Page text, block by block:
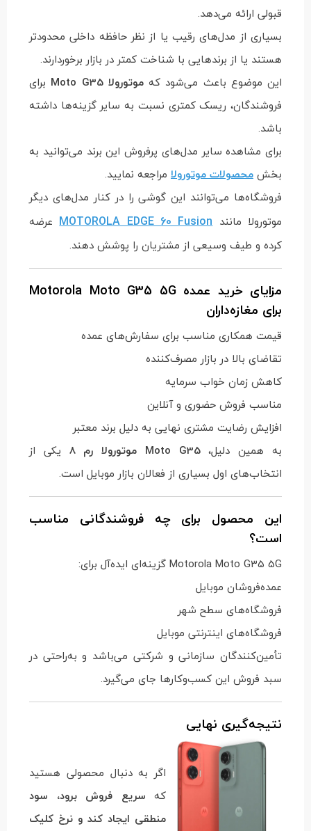
قبولی ارائه می‌دهد.
بسیاری از مدل‌های رقیب یا از نظر حافظه داخلی محدودتر
هستند یا از برندهایی با شناخت کمتر در بازار برخوردارند.
این موضوع باعث می‌شود که موتورولا Moto G35
برای
فروشندگان، ریسک کمتری نسبت به سایر گزینه‌ها داشته
باشد.
برای مشاهده سایر مدل‌های پرفروش این برند می‌توانید به
بخشمحصولات موتورولا مراجعه نمایید.
فروشگاه‌ها می‌توانند این گوشی را در کنار مدل‌های دیگر
موتورولا مانندMOTOROLA EDGE 60 Fusion عرضه
کرده و طیف وسیعی از مشتریان را پوشش دهند.
مزایای خرید عمده Motorola Moto G35 5G
برای مغازه‌داران
قیمت همکاری مناسب برای سفارش‌های عمده
تقاضای بالا در بازار مصرف‌کننده
کاهش زمان خواب سرمایه
مناسب فروش حضوری و آنلاین
افزایش رضایت مشتری نهایی به دلیل برند معتبر
به همین دلیل،Moto G35 موتورولا رم 8
یکی از
انتخاب‌های اول بسیاری از فعالان بازار موبایل است.
این محصول برای چه فروشندگانی مناسب
است؟
Motorola Moto G35 5G گزینه‌ای ایده‌آل برای:
عمده‌فروشان موبایل
فروشگاه‌های سطح شهر
فروشگاه‌های اینترنتی موبایل
تأمین‌کنندگان سازمانی و شرکتی می‌باشد و به‌راحتی در
سبد فروش این کسب‌وکارها جای می‌گیرد.
نتیجه‌گیری نهایی
اگر به دنبال محصولی هستید
که سریع فروش برود، سود
منطقی ایجاد کند و نرخ کلیک